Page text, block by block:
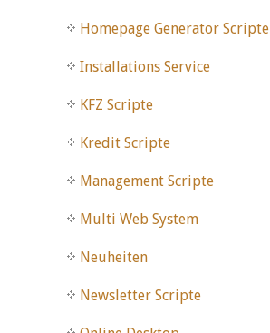
Homepage Generator Scripte
Installations Service
KFZ Scripte
Kredit Scripte
Management Scripte
Multi Web System
Neuheiten
Newsletter Scripte